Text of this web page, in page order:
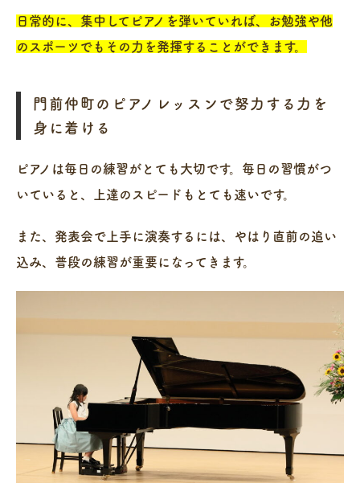
日常的に、集中してピアノを弾いていれば、お勉強や他
のスポーツでもその力を発揮することができます。
門前仲町のピアノレッスンで努力する力を
身に着ける
ピアノは毎日の練習がとても大切です。毎日の習慣がつ
いていると、上達のスピードもとても速いです。
また、発表会で上手に演奏するには、やはり直前の追い
込み、普段の練習が重要になってきます。